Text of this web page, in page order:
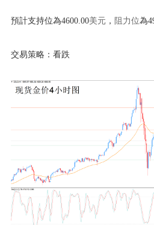
預計支持位為4600.00美元， 阻力位為
交易策略：看跌